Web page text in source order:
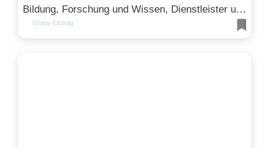
Bildung, Forschung und Wissen, Dienstleister und Handwerk und Transport, Verkehr und Logistik
Gratis-Eintrag